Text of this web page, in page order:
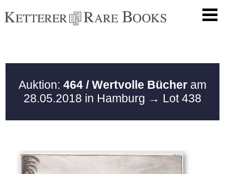
Auktion: 464 / Wertvolle Bücher am
28.05.2018 in Hamburg → Lot 438